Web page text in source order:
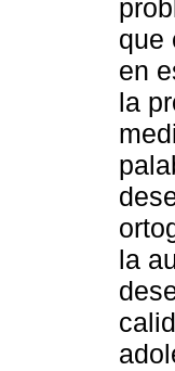
que
en
la
la